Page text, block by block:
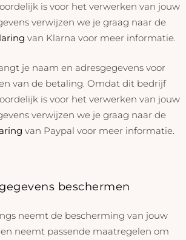
is voor het verwerken van jouw
verwijzen we je graag naar de
van Klarna voor meer informatie.
je naam en adresgegevens voor
van de betaling. Omdat dit bedrijf
is voor het verwerken van jouw
verwijzen we je graag naar de
van Paypal voor meer informatie.
beschermen
neemt de bescherming van jouw
neemt passende maatregelen om